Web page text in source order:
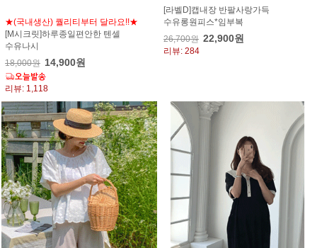
★(국내생산) 퀄리티부터 달라요!!★
[M시크릿]하루종일편안한 텐셀
수유나시
18,000원 14,900원
리뷰: 1,118
[라벨D]캡내장 반팔사랑가득
수유롱원피스*임부복
26,700원 22,900원
리뷰: 284